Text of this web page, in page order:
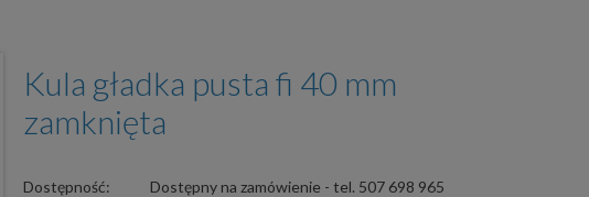
Kula gładka pusta fi 40 mm
zamknięta
Dostępność:
Dostępny na zamówienie - tel. 507 698 965